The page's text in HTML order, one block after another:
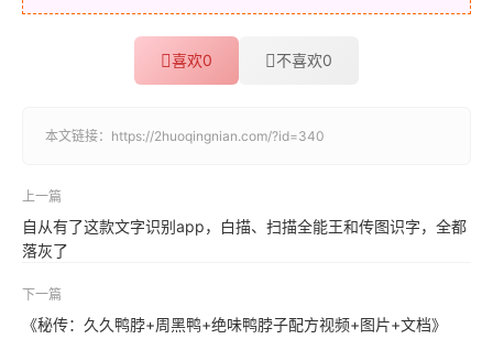
喜欢0 不喜欢0
本文链接： https://2huoqingnian.com/?id=340
上一篇
自从有了这款文字识别app，白描、扫描全能王和传图识字，全都
落灰了
下一篇
《秘传：久久鸭脖+周黑鸭+绝味鸭脖子配方视频+图片+文档》